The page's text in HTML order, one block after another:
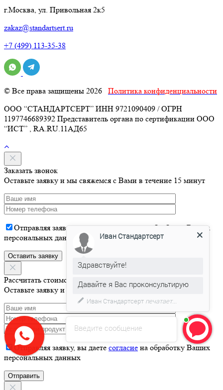
г.Москва, ул. Привольная 2к5
zakaz@standartsert.ru
+7 (499) 113-35-38
© Все права защищены 2026 Политика конфиденциальности
ООО “СТАНДАРТСЕРТ” ИНН 9721090409 / ОГРН
1197746689392 Представитель органа по сертификации ООО
“ИСТ” , RA.RU.11АД65
Заказать звонок
Оставьте заявку и мы свяжемся с Вами в течение 15 минут
Отправляя заявку, вы даетесогласиена обработку Ваших
персональных данных
Рассчитать стоимость
Оставьте заявку и мы свяжемся с Вами в течение 15 минут
Отправляя заявку, вы даете согласие на обработку Ваших
персональных данных
Введите сообщение
Иван Стандартсерт
Здравствуйте!
Давайте я Вас проконсультирую
Иван Стандартсертпечатает...